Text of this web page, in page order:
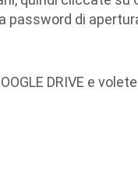
password di
DRIVE e